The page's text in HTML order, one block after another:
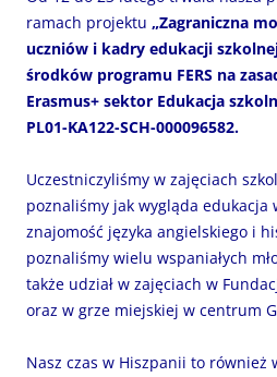
ramach projektu „Zagraniczna
uczniów i kadry edukacji
środków programu FERS na
Erasmus+ sektor Edukacja
PL01-KA122-SCH-000096582.
Uczestniczyliśmy w zajęciach
poznaliśmy jak wygląda
znajomość języka angielskiego i
poznaliśmy wielu wspaniałych
także udział w zajęciach w
oraz w grze miejskiej w centrum
Nasz czas w Hiszpanii to również